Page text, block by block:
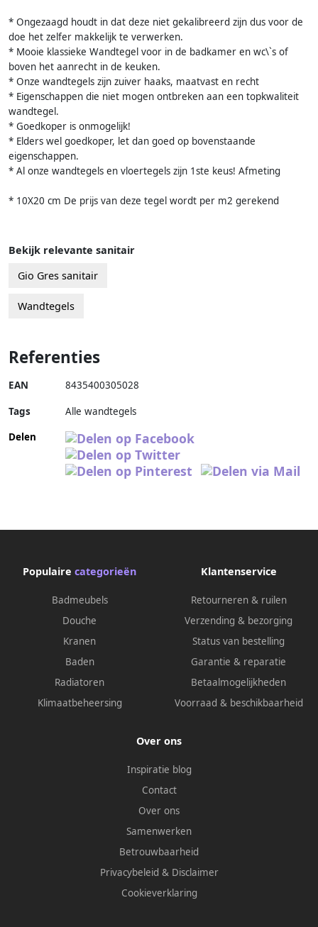
* Ongezaagd houdt in dat deze niet gekalibreerd zijn dus voor de
doe het zelfer makkelijk te verwerken.
* Mooie klassieke Wandtegel voor in de badkamer en wc\`s of
boven het aanrecht in de keuken.
* Onze wandtegels zijn zuiver haaks, maatvast en recht
* Eigenschappen die niet mogen ontbreken aan een topkwaliteit
wandtegel.
* Goedkoper is onmogelijk!
* Elders wel goedkoper, let dan goed op bovenstaande
eigenschappen.
* Al onze wandtegels en vloertegels zijn 1ste keus! Afmeting
* 10X20 cm De prijs van deze tegel wordt per m2 gerekend
Bekijk relevante sanitair
Gio Gres sanitair
Wandtegels
Referenties
EAN 8435400305028
Tags
Alle wandtegels
Delen
Populaire categorieën
Badmeubels
Douche
Kranen
Baden
Radiatoren
Klimaatbeheersing
Klantenservice
Retourneren & ruilen
Verzending & bezorging
Status van bestelling
Garantie & reparatie
Betaalmogelijkheden
Voorraad & beschikbaarheid
Over ons
Inspiratie blog
Contact
Over ons
Samenwerken
Betrouwbaarheid
Privacybeleid & Disclaimer
Cookieverklaring